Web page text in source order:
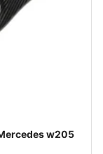
w205